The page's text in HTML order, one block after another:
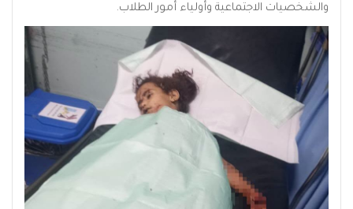
والشخصيات الاجتماعية وأولياء أمور الطلاب.